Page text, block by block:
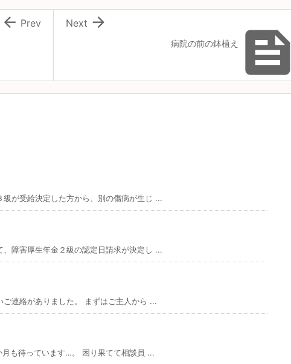

病院の前の鉢植え

Next
 Prev
が受給決定した方から、別の傷病が生じ ...
障害厚生年金２級の認定日請求が決定し ...
連絡がありました。 まずはご主人から ...
も待っています…。 困り果てて相談員 ...